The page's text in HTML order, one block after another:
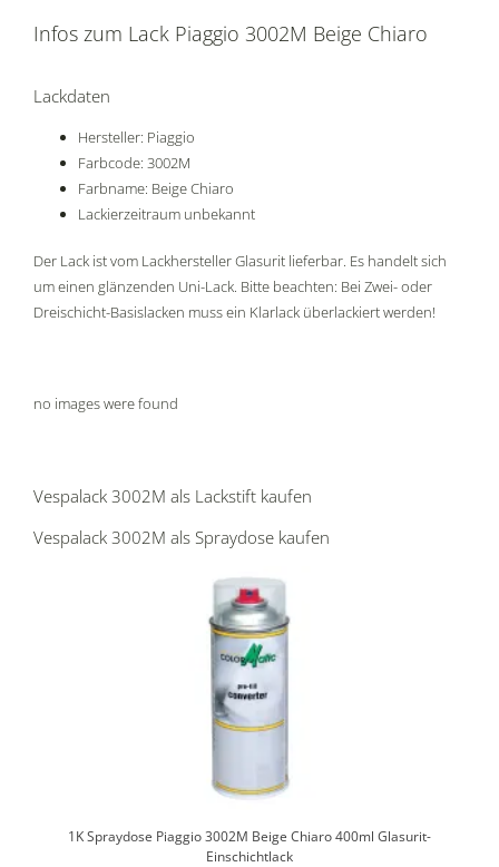
Infos zum Lack Piaggio 3002M Beige Chiaro
Lackdaten
Hersteller: Piaggio
Farbcode: 3002M
Farbname: Beige Chiaro
Lackierzeitraum unbekannt
Der Lack ist vom Lackhersteller Glasurit lieferbar. Es handelt sich
um einen glänzenden Uni-Lack. Bitte beachten: Bei Zwei- oder
Dreischicht-Basislacken muss ein Klarlack überlackiert werden!
no images were found
Vespalack 3002M als Lackstift kaufen
Vespalack 3002M als Spraydose kaufen
1K Spraydose Piaggio 3002M Beige Chiaro 400ml Glasurit-
Einschichtlack